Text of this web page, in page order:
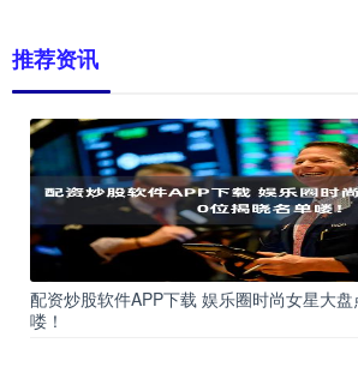
推荐资讯
配资炒股软件APP下载 娱乐圈时尚女星大
喽！